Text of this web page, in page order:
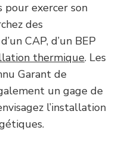
pour exercer son
des
CAP, d’un BEP
thermique. Les
Garant de
un gage de
l’installation